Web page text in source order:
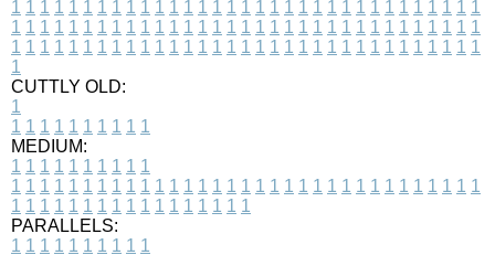
1 1 1 1 1 1 1 1 1 1 1 1 1 1 1 1 1 1 1 1 1 1 1 1 1 1 1 1 1 1 1 1 1
1 1 1 1 1 1 1 1 1 1 1 1 1 1 1 1 1 1 1 1 1 1 1 1 1 1 1 1 1 1 1 1 1
1 1 1 1 1 1 1 1 1 1 1 1 1 1 1 1 1 1 1 1 1 1 1 1 1 1 1 1 1 1 1 1 1
1
CUTTLY OLD:
1
1 1 1 1 1 1 1 1 1 1
MEDIUM:
1 1 1 1 1 1 1 1 1 1
1 1 1 1 1 1 1 1 1 1 1 1 1 1 1 1 1 1 1 1 1 1 1 1 1 1 1 1 1 1 1 1 1
1 1 1 1 1 1 1 1 1 1 1 1 1 1 1 1 1
PARALLELS:
1 1 1 1 1 1 1 1 1 1